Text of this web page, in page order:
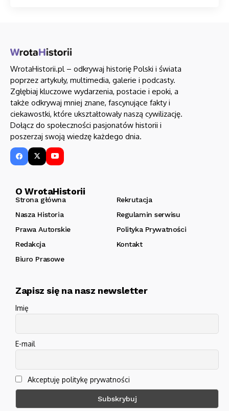
WrotaHistorii.pl – odkrywaj historię Polski i świata
poprzez artykuły, multimedia, galerie i podcasty.
Zgłębiaj kluczowe wydarzenia, postacie i epoki, a
także odkrywaj mniej znane, fascynujące fakty i
ciekawostki, które ukształtowały naszą cywilizację.
Dołącz do społeczności pasjonatów historii i
poszerzaj swoją wiedzę każdego dnia.
O WrotaHistorii
Strona główna
Rekrutacja
Nasza Historia
Regulamin serwisu
Prawa Autorskie
Polityka Prywatności
Redakcja
Kontakt
Biuro Prasowe
Zapisz się na nasz newsletter
Imię
E-mail
Akceptuję politykę prywatności